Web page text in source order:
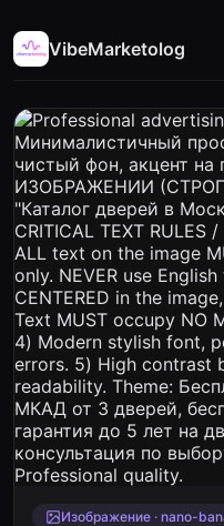
VibeMarketolog
Изображение · nano-